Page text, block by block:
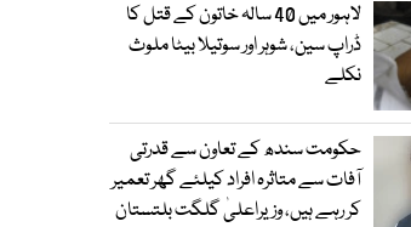
لاہور میں 40 سالہ خاتون کے قتل کا
ڈراپ سین، شوہر اور سوتیلا بیٹا ملوث
نکلے
حکومت سندھ کے تعاون سے قدرتی
آفات سے متاثرہ افراد کیلئے گھر تعمیر
کر رہے ہیں، وزیراعلیٰ گلگت بلتستان